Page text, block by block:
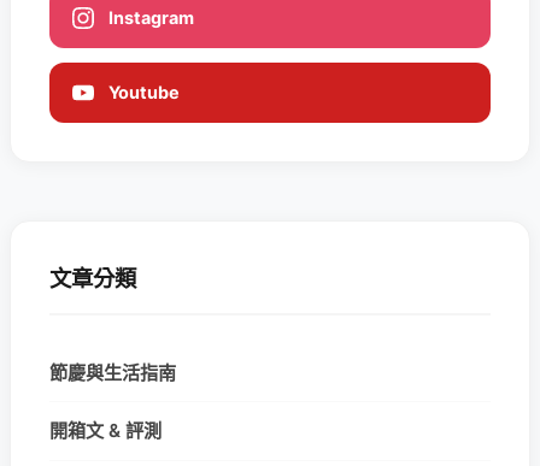
Instagram
Youtube
文章分類
節慶與生活指南
開箱文 & 評測